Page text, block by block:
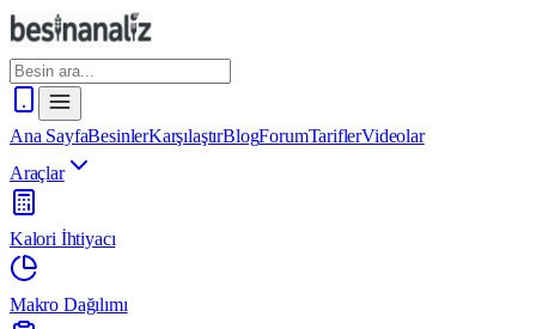
Ana SayfaBesinlerKarşılaştırBlogForumTariflerVideolar
Araçlar
Kalori İhtiyacı
Makro Dağılımı